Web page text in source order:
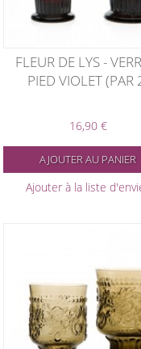
FLEUR DE LYS -
PIED VIOLET (PAR
16,90 €
AJOUTER AU PANIER
Ajouter à la liste